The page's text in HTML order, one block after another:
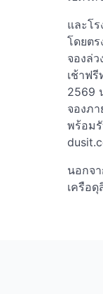
และโ
โดยต
จองล่
เช้าฟ
2569
จองภ
พร้อม
นอกจ
เครือ